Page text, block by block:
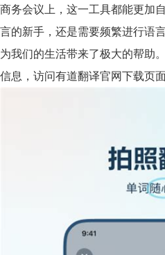
商务会议上，这一工具都能更加
言的新手，还是需要频繁进行语
为我们的生活带来了极大的帮助
信息，访问有道翻译官网下载页面